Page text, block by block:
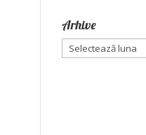
Arhive
Arhive